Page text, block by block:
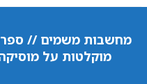
מחשבות משמים //
מוקלטות על